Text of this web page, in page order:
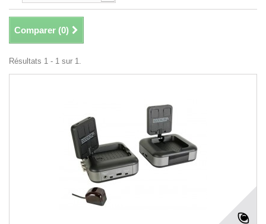
Comparer (0)
Résultats 1 - 1 sur 1.